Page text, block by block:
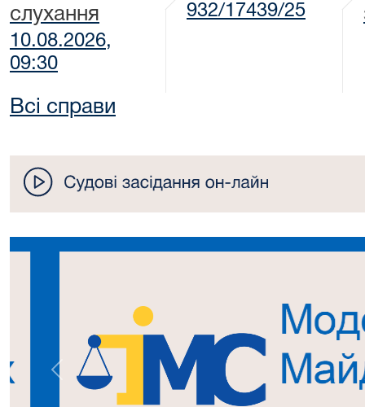
слухання
10.08.2026,
09:30
932/17439/25
Всі справи
Попередній